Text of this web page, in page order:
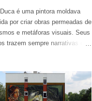
é uma pintora moldava
por criar obras permeadas de
e metáforas visuais. Seus
trazem sempre narrativas que
a sua carreira muito cedo.
exposição aconteceu em
natal, Chisinau, quando ela